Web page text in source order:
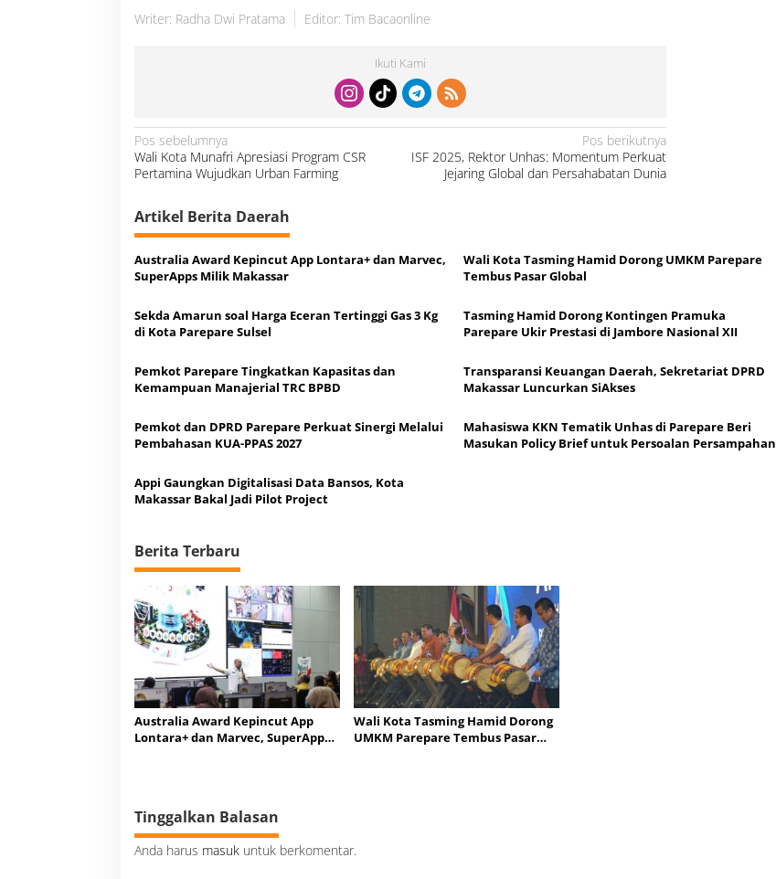
Writer: Radha Dwi Pratama
Editor: Tim Bacaonline
Ikuti Kami
N
a
v
i
g
p
s
Pos sebelumnya
Wali Kota Munafri Apresiasi Program CSR
Pertamina Wujudkan Urban Farming
Pos berikutnya
ISF 2025, Rektor Unhas: Momentum Perkuat
Jejaring Global dan Persahabatan Dunia
Artikel Berita Daerah
Australia Award Kepincut App Lontara+ dan Marvec,
SuperApps Milik Makassar
Wali Kota Tasming Hamid Dorong UMKM Parepare
Tembus Pasar Global
Sekda Amarun soal Harga Eceran Tertinggi Gas 3 Kg
di Kota Parepare Sulsel
Tasming Hamid Dorong Kontingen Pramuka
Parepare Ukir Prestasi di Jambore Nasional XII
Pemkot Parepare Tingkatkan Kapasitas dan
Kemampuan Manajerial TRC BPBD
Transparansi Keuangan Daerah, Sekretariat DPRD
Makassar Luncurkan SiAkses
Pemkot dan DPRD Parepare Perkuat Sinergi Melalui
Pembahasan KUA-PPAS 2027
Mahasiswa KKN Tematik Unhas di Parepare Beri
Masukan Policy Brief untuk Persoalan Persampahan
Appi Gaungkan Digitalisasi Data Bansos, Kota
Makassar Bakal Jadi Pilot Project
Berita Terbaru
Australia Award Kepincut App
Lontara+ dan Marvec, SuperApps
Wali Kota Tasming Hamid Dorong
UMKM Parepare Tembus Pasar
Tinggalkan Balasan
Anda harus masuk untuk berkomentar.